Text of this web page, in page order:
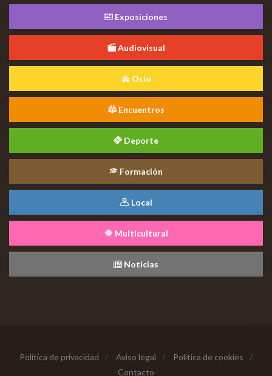
Exposiciones
Audiovisual
Ocio
Encuentros
Deporte
Formación
Local
Multicultural
Noticias
Política de privacidad / Aviso legal / Política de cookies
/
Contacto